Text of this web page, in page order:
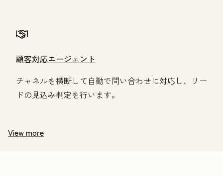
顧客対応エージェント
チャネルを横断して自動で問い合わせに対応し、リー
ドの見込み判定を行います。
View more